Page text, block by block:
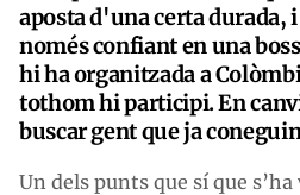
aposta d'una certa durada,
només confiant en una
hi ha organitzada a
tothom hi participi. En
buscar gent que ja
Un dels punts que sí que